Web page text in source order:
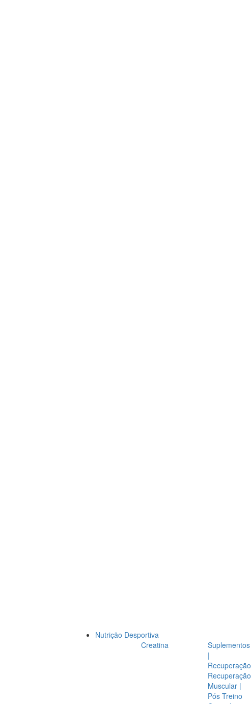
Nutrição Desportiva
Creatina
Suplementos
|
Recuperação
Recuperação
Muscular |
Pós Treino